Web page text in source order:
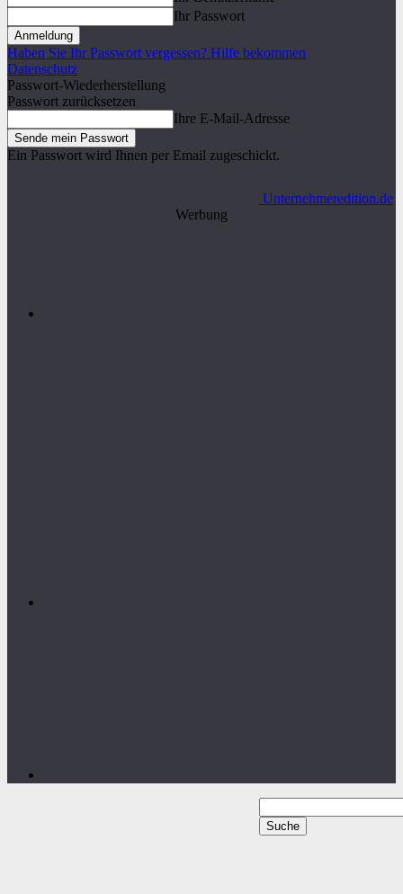
Ihr Passwort
Haben Sie Ihr Passwort vergessen? Hilfe bekommen
Datenschutz
Passwort-Wiederherstellung
Passwort zurücksetzen
Ihre E-Mail-Adresse
Ein Passwort wird Ihnen per Email zugeschickt.
Unternehmeredition.de
Werbung